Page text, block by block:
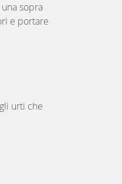
sopra
e portare
urti che